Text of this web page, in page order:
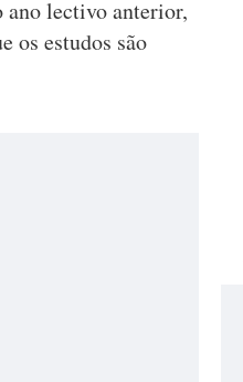
ano lectivo anterior,
os estudos são